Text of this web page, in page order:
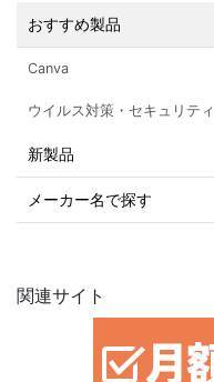
おすすめ製品
Canva
ウイルス対策・セキュリティ
新製品
メーカー名で探す
関連サイト